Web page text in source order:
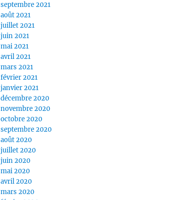
septembre 2021
août 2021
juillet 2021
juin 2021
mai 2021
avril 2021
mars 2021
février 2021
janvier 2021
décembre 2020
novembre 2020
octobre 2020
septembre 2020
août 2020
juillet 2020
juin 2020
mai 2020
avril 2020
mars 2020